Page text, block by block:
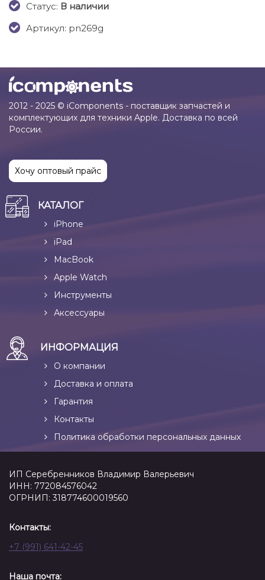
Cтатус: В наличии
Артикул: pn269g
2012 - 2025 © iComponents - поставщик запчастей и
комплектующих для техники Apple. Доставка по всей
России.
Хочу оптовый прайс
КАТАЛОГ
iPhone
iPad
MacBook
Apple Watch
Инструменты
Аксессуары
ИНФОРМАЦИЯ
О компании
Доставка и оплата
Гарантия
Контакты
Политика обработки персональных данных
ИП Серебренников Владимир Валерьевич
ИНН: 772084576042
ОГРНИП: 318774600019560
Контакты:
+7 (991) 641-42-45
Наша почта: